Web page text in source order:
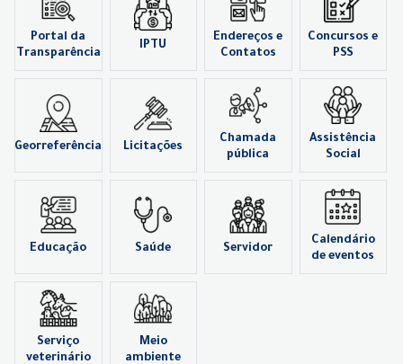
Portal da
Transparência
IPTU
Endereços e
Contatos
Concursos e
PSS
Georreferência Licitações
Chamada
pública
Assistência
Social
Educação Saúde Servidor
Calendário
de eventos
Serviço
veterinário
Meio
ambiente